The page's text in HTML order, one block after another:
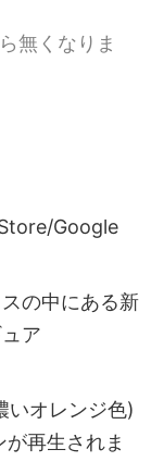
無くなりま
Google
の中にある新
ア
いオレンジ色)
再生されま